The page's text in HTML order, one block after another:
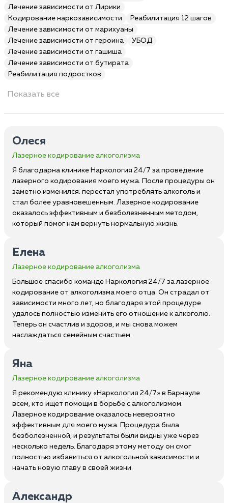
Лечение зависимости от Лирики
Кодирование наркозависимости
Реабилитация 12 шагов
Лечение зависимости от марихуаны
Лечение зависимости от героина
УБОД
Лечение зависимости от гашиша
Лечение зависимости от бутирата
Реабилитация подростков
Показать все
Олеся
Лазерное кодирование алкоголизма
Я благодарна клинике Наркология 24/7 за проведение
лазерного кодирования моего мужа. После процедуры он
заметно изменился: перестал употреблять алкоголь и
стал более уравновешенным. Лазерное кодирование
оказалось эффективным и безболезненным методом,
который помог нам вернуть нормальную жизнь.
Елена
Лазерное кодирование алкоголизма
Большое спасибо команде Наркология 24/7 за лазерное
кодирование от алкоголизма моего отца. Он страдал от
зависимости много лет, но благодаря этой процедуре
удалось полностью изменить его отношение к алкоголю.
Теперь он счастлив и здоров, и мы снова можем
наслаждаться семейным счастьем.
Яна
Лазерное кодирование алкоголизма
Я рекомендую клинику «Наркология 24/7» в Барнауле
всем, кто ищет помощи в борьбе с алкоголизмом.
Лазерное кодирование оказалось невероятно
эффективным для моего мужа. Процедура была
безболезненной, и результаты были видны уже через
несколько недель. Благодаря этому методу он смог
полностью избавиться от алкогольной зависимости и
начать новую главу в своей жизни.
Александр